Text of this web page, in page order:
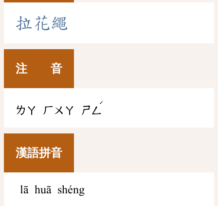
拉花繩
注 音
ㄌㄚ ㄏㄨㄚ ㄕㄥ
ˊ
漢語拼音
lā huā shéng